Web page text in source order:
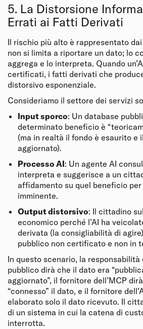
5. La Distorsione
Errati ai Fatti Derivati
Il rischio più alto è rappresentato dai
non si limita a riportare un dato; lo
aggrega e lo interpreta. Quando
certificati, i fatti derivati che
distorsivo esponenziale.
Consideriamo il settore dei servizi
Input sporco: Un database
determinato beneficio è
(ma in realtà il fondo è esaurito e
aggiornato).
Processo AI: Un agente AI
interpreta e suggerisce a un
affidamento su quel beneficio per
imminente.
Output distorsivo: Il cittadino
economico perché l’AI ha
derivata (la consigliabilità di
pubblico non certificato e non in
In questo scenario, la responsabilità
pubblico dirà che il dato era
aggiornato”, il fornitore dell’MCP
“connesso” il dato, e il fornitore
elaborato solo il dato ricevuto. Il
di un sistema in cui la catena di
interrotta.